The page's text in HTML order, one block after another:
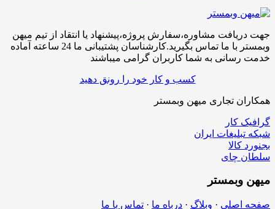
جهت دریافت مشاوره،سفارش پروژه،پیشنهاد یا انتقاد از تیم میهن
وبمستر با ما تماس بگیرید.کارشناسان پشتیبانی ما 24 ساعته آماده
خدمت رسانی به شما کاربران گرامی میباشند
کسب و کار خود را رونق دهید
همکاران تجاری میهن وبمستر
گرافیک کار
شبکه تبلیغات ایران
بجنورد کالا
سلطان چای
میهن وبمستر
صفحه اصلی · وبلاگ · درباه ما · تماس با ما